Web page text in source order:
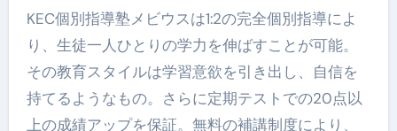
KEC個別指導塾メビウスは1:2の完全個別指導によ
り、生徒一人ひとりの学力を伸ばすことが可能。
その教育スタイルは学習意欲を引き出し、自信を
持てるようなもの。さらに定期テストでの20点以
上の成績アップを保証。無料の補講制度により、